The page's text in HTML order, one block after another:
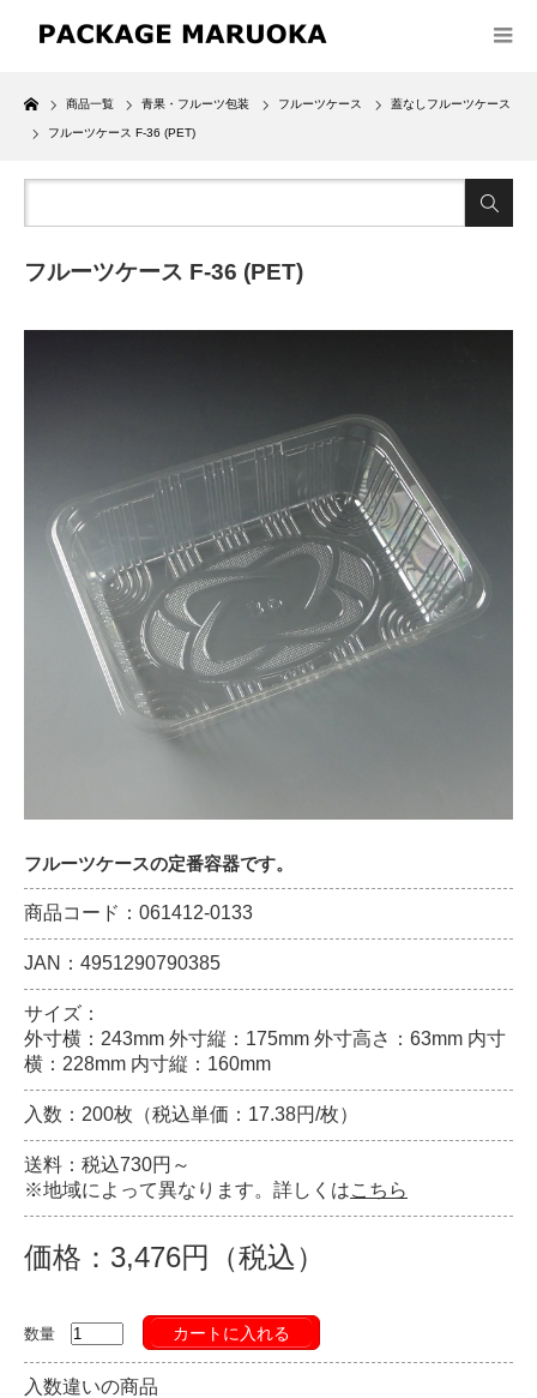
Home
商品一覧 青果・フルーツ包装 フルーツケース 蓋なしフルーツケース
フルーツケース F-36 (PET)
フルーツケース F-36 (PET)
フルーツケースの定番容器です。
商品コード：061412-0133
JAN：4951290790385
サイズ：
外寸横：243mm 外寸縦：175mm 外寸高さ：63mm 内寸
横：228mm 内寸縦：160mm
入数：200枚（税込単価：17.38円/枚）
送料：税込730円～
※地域によって異なります。詳しくはこちら
価格：3,476円（税込）
数量 カートに入れる
入数違いの商品